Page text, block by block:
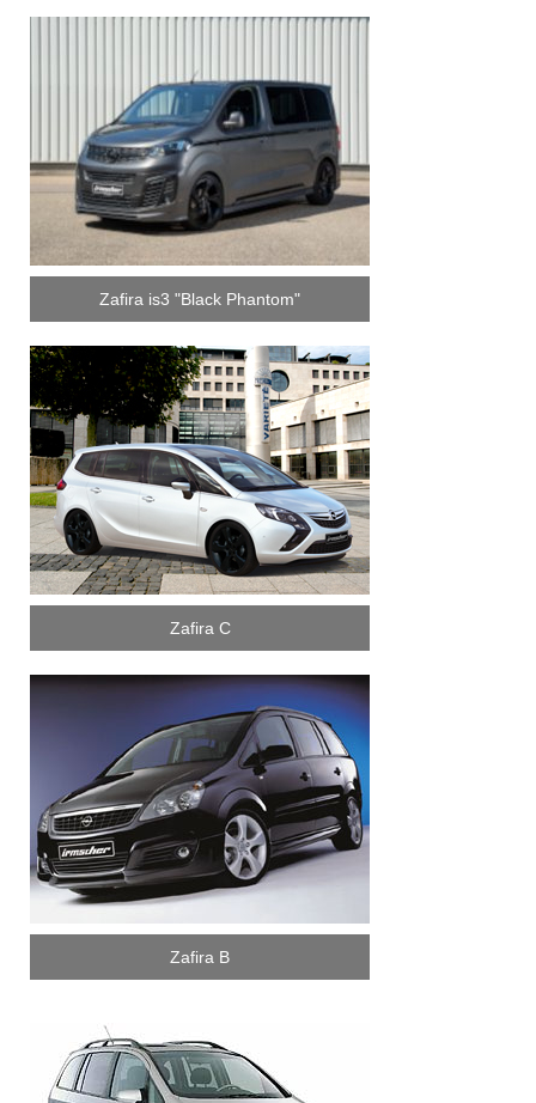
Zafira is3 "Black Phantom"
Zafira C
Zafira B